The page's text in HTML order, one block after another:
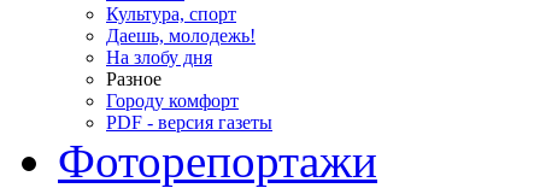
Культура, спорт
Даешь, молодежь!
На злобу дня
Разное
Городу комфорт
PDF - версия газеты
Фоторепортажи